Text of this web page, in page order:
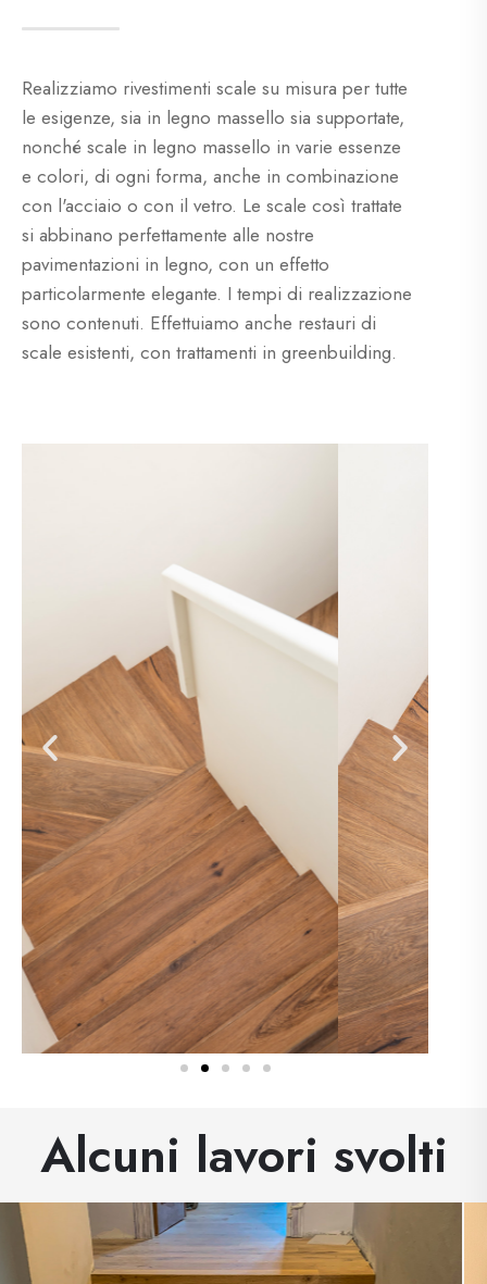
Realizziamo rivestimenti scale su misura per tutte
le esigenze, sia in legno massello sia supportate,
nonché scale in legno massello in varie essenze
e colori, di ogni forma, anche in combinazione
con l'acciaio o con il vetro. Le scale così trattate
si abbinano perfettamente alle nostre
pavimentazioni in legno, con un effetto
particolarmente elegante. I tempi di realizzazione
sono contenuti. Effettuiamo anche restauri di
scale esistenti, con trattamenti in greenbuilding.
Alcuni lavori svolti